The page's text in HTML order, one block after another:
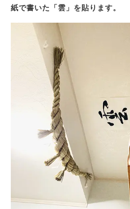
紙で書いた「雲」を貼ります。